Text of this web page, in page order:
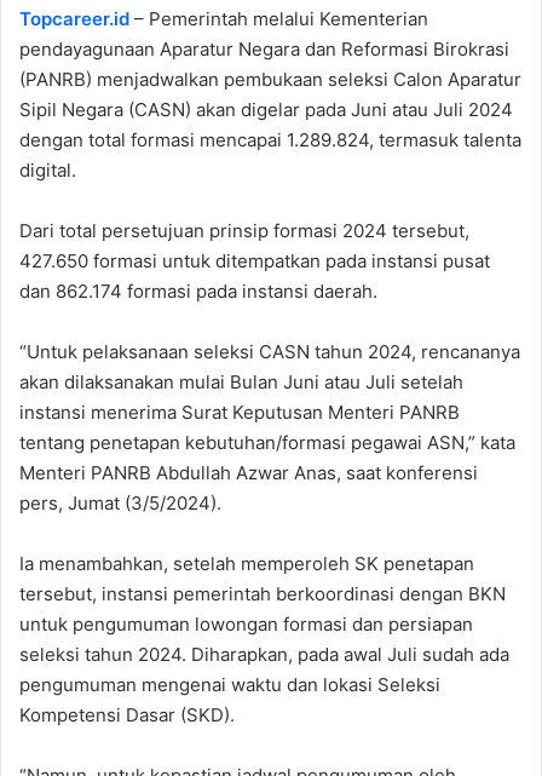
Topcareer.id – Pemerintah melalui Kementerian
pendayagunaan Aparatur Negara dan Reformasi Birokrasi
(PANRB) menjadwalkan pembukaan seleksi Calon Aparatur
Sipil Negara (CASN) akan digelar pada Juni atau Juli 2024
dengan total formasi mencapai 1.289.824, termasuk talenta
digital.
Dari total persetujuan prinsip formasi 2024 tersebut,
427.650 formasi untuk ditempatkan pada instansi pusat
dan 862.174 formasi pada instansi daerah.
“Untuk pelaksanaan seleksi CASN tahun 2024, rencananya
akan dilaksanakan mulai Bulan Juni atau Juli setelah
instansi menerima Surat Keputusan Menteri PANRB
tentang penetapan kebutuhan/formasi pegawai ASN,” kata
Menteri PANRB Abdullah Azwar Anas, saat konferensi
pers, Jumat (3/5/2024).
Ia menambahkan, setelah memperoleh SK penetapan
tersebut, instansi pemerintah berkoordinasi dengan BKN
untuk pengumuman lowongan formasi dan persiapan
seleksi tahun 2024. Diharapkan, pada awal Juli sudah ada
pengumuman mengenai waktu dan lokasi Seleksi
Kompetensi Dasar (SKD).